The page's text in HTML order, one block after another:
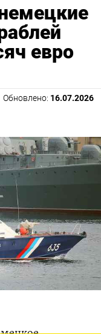
евро
Обновлено: 16.07.2026